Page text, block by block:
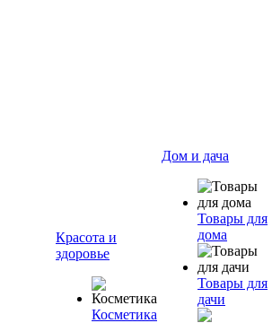
Красота и
здоровье
Косметика
Дом и дача
Товары для
дома
Товары для
дачи